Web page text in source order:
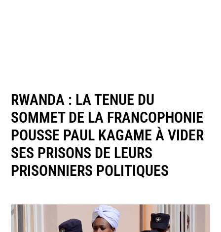
RWANDA : LA TENUE DU
SOMMET DE LA FRANCOPHONIE
POUSSE PAUL KAGAME À VIDER
SES PRISONS DE LEURS
PRISONNIERS POLITIQUES